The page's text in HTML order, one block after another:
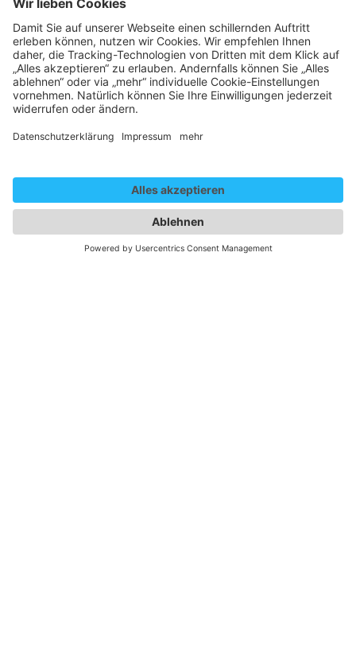
Gender Disclaim
Die auf dieser Website gewählte männliche Form bezieht
sich immer zugleich auf weibliche, männliche und diverse
Regel zugunsten einer besseren Lesbarkeit verzichtet.